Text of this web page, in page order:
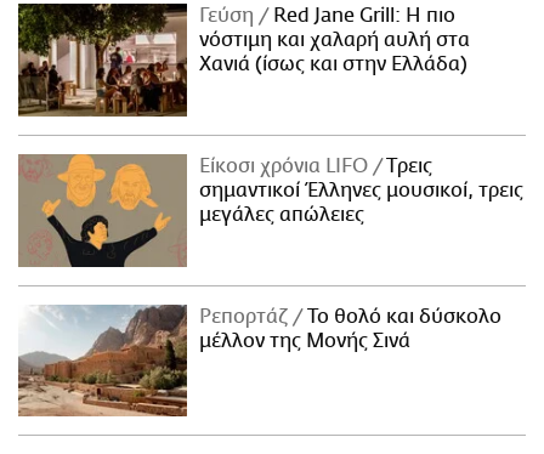
Γεύση
Red Jane Grill: Η πιο
νόστιμη και χαλαρή αυλή στα
Χανιά (ίσως και στην Ελλάδα)
Είκοσι χρόνια LIFO
Tρεις
σημαντικοί Έλληνες μουσικοί, τρεις
μεγάλες απώλειες
Ρεπορτάζ
Το θολό και δύσκολο
μέλλον της Μονής Σινά